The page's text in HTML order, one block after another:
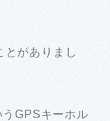
とがありまし
GPSキーホル